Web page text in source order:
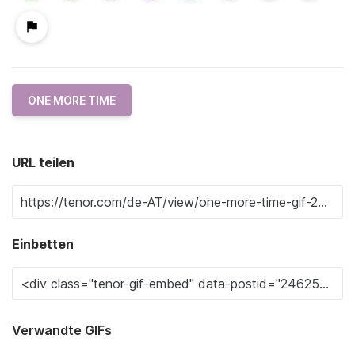
ONE MORE TIME
URL teilen
Einbetten
Verwandte GIFs